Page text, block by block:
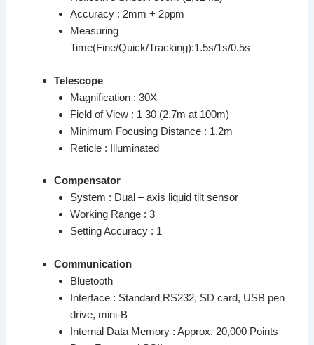
Accuracy : 2mm + 2ppm
Measuring
Time(Fine/Quick/Tracking):1.5s/1s/0.5s
Telescope
Magnification : 30X
Field of View : 1 30 (2.7m at 100m)
Minimum Focusing Distance : 1.2m
Reticle : Illuminated
Compensator
System : Dual – axis liquid tilt sensor
Working Range : 3
Setting Accuracy : 1
Communication
Bluetooth
Interface : Standard RS232, SD card, USB pen
drive, mini-B
Internal Data Memory : Approx. 20,000 Points